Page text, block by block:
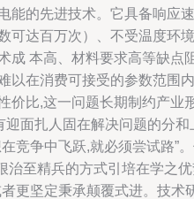
能的先进技术。它具备响应速
可达百万次）、不受温度环境
成 本高、材料要求高等缺点
以在消费可接受的参数范围内
价比,这一问题长期制约产业
面扎人固在解决问题的分和
竞争中飞跃,就必须尝试路”
治至精兵的方式引培在学之
更坚定秉承颠覆式进。技术